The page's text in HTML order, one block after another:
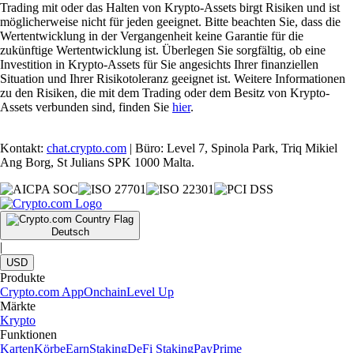
Trading mit oder das Halten von Krypto-Assets birgt Risiken und ist
möglicherweise nicht für jeden geeignet. Bitte beachten Sie, dass die
Wertentwicklung in der Vergangenheit keine Garantie für die
zukünftige Wertentwicklung ist. Überlegen Sie sorgfältig, ob eine
Investition in Krypto-Assets für Sie angesichts Ihrer finanziellen
Situation und Ihrer Risikotoleranz geeignet ist. Weitere Informationen
zu den Risiken, die mit dem Trading oder dem Besitz von Krypto-
Assets verbunden sind, finden Sie hier.
Kontakt: chat.crypto.com | Büro: Level 7, Spinola Park, Triq Mikiel
Ang Borg, St Julians SPK 1000 Malta.
Deutsch
|
USD
Produkte
Crypto.com AppOnchainLevel Up
Märkte
Krypto
Funktionen
KartenKörbeEarnStakingDeFi StakingPayPrime